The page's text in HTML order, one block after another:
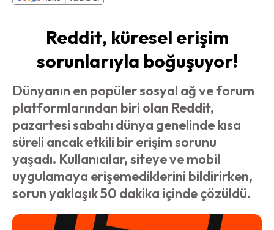
Reddit, küresel erişim
sorunlarıyla boğuşuyor!
Dünyanın en popüler sosyal ağ ve forum
platformlarından biri olan Reddit,
pazartesi sabahı dünya genelinde kısa
süreli ancak etkili bir erişim sorunu
yaşadı. Kullanıcılar, siteye ve mobil
uygulamaya erişemediklerini bildirirken,
sorun yaklaşık 50 dakika içinde çözüldü.